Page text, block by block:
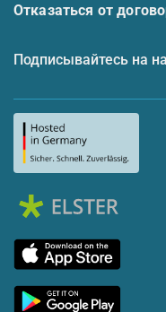
Отказаться от
Подписывайтесь на